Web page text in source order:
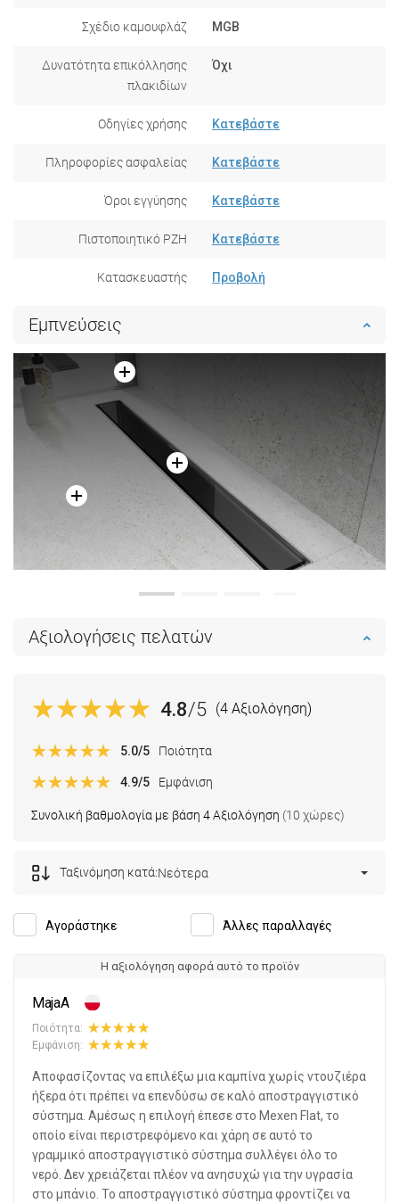
Σχέδιο καμουφλάζ MGB
Δυνατότητα επικόλλησης
πλακιδίων
Όχι
Οδηγίες χρήσης Κατεβάστε
Πληροφορίες ασφαλείας Κατεβάστε
Όροι εγγύησης Κατεβάστε
Πιστοποιητικό PZH Κατεβάστε
Κατασκευαστής Προβολή
Εμπνεύσεις
Αξιολογήσεις πελατών
4.8/5 (4 Αξιολόγηση)
Συνολική βαθμολογία με βάση 4 Αξιολόγηση (10 χώρες)
5.0/5 Ποιότητα
4.9/5 Εμφάνιση
Αγοράστηκε Άλλες παραλλαγές
Ταξινόμηση κατά:Νεότερα
Η αξιολόγηση αφορά αυτό το προϊόν
MajaA
Ποιότητα:
Εμφάνιση:
Αποφασίζοντας να επιλέξω μια καμπίνα χωρίς ντουζιέρα
ήξερα ότι πρέπει να επενδύσω σε καλό αποστραγγιστικό
σύστημα. Αμέσως η επιλογή έπεσε στο Mexen Flat, το
οποίο είναι περιστρεφόμενο και χάρη σε αυτό το
γραμμικό αποστραγγιστικό σύστημα συλλέγει όλο το
νερό. Δεν χρειάζεται πλέον να ανησυχώ για την υγρασία
στο μπάνιο. Το αποστραγγιστικό σύστημα φροντίζει να